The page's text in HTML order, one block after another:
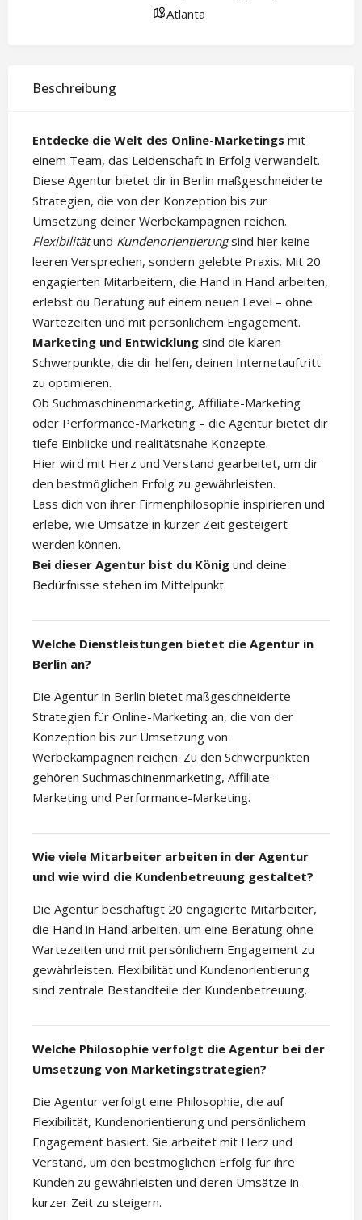
Atlanta
Beschreibung
Entdecke die Welt des Online-Marketings mit
einem Team, das Leidenschaft in Erfolg verwandelt.
Diese Agentur bietet dir in Berlin maßgeschneiderte
Strategien, die von der Konzeption bis zur
Umsetzung deiner Werbekampagnen reichen.
Flexibilitätund Kundenorientierungsind hier keine
leeren Versprechen, sondern gelebte Praxis. Mit 20
engagierten Mitarbeitern, die Hand in Hand arbeiten,
erlebst du Beratung auf einem neuen Level – ohne
Wartezeiten und mit persönlichem Engagement.
Marketing und Entwicklung sind die klaren
Schwerpunkte, die dir helfen, deinen Internetauftritt
zu optimieren.
Ob Suchmaschinenmarketing, Affiliate-Marketing
oder Performance-Marketing – die Agentur bietet dir
tiefe Einblicke und realitätsnahe Konzepte.
Hier wird mit Herz und Verstand gearbeitet, um dir
den bestmöglichen Erfolg zu gewährleisten.
Lass dich von ihrer Firmenphilosophie inspirieren und
erlebe, wie Umsätze in kurzer Zeit gesteigert
werden können.
Bei dieser Agentur bist du König und deine
Bedürfnisse stehen im Mittelpunkt.
Welche Dienstleistungen bietet die Agentur in
Berlin an?
Die Agentur in Berlin bietet maßgeschneiderte
Strategien für Online-Marketing an, die von der
Konzeption bis zur Umsetzung von
Werbekampagnen reichen. Zu den Schwerpunkten
gehören Suchmaschinenmarketing, Affiliate-
Marketing und Performance-Marketing.
Wie viele Mitarbeiter arbeiten in der Agentur
und wie wird die Kundenbetreuung gestaltet?
Die Agentur beschäftigt 20 engagierte Mitarbeiter,
die Hand in Hand arbeiten, um eine Beratung ohne
Wartezeiten und mit persönlichem Engagement zu
gewährleisten. Flexibilität und Kundenorientierung
sind zentrale Bestandteile der Kundenbetreuung.
Welche Philosophie verfolgt die Agentur bei der
Umsetzung von Marketingstrategien?
Die Agentur verfolgt eine Philosophie, die auf
Flexibilität, Kundenorientierung und persönlichem
Engagement basiert. Sie arbeitet mit Herz und
Verstand, um den bestmöglichen Erfolg für ihre
Kunden zu gewährleisten und deren Umsätze in
kurzer Zeit zu steigern.